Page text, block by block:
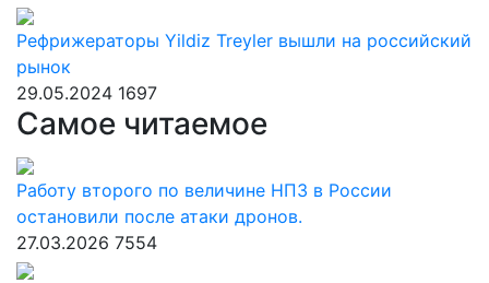
Рефрижераторы Yildiz Treyler вышли на российский
рынок
29.05.2024 1697
Самое читаемое
Работу второго по величине НПЗ в России
остановили после атаки дронов.
27.03.2026 7554